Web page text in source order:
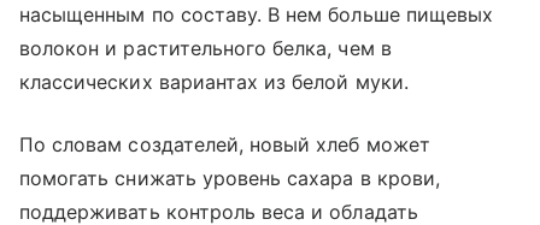
насыщенным по составу. В нем больше пищевых
волокон и растительного белка, чем в
классических вариантах из белой муки.
По словам создателей, новый хлеб может
помогать снижать уровень сахара в крови,
поддерживать контроль веса и обладать